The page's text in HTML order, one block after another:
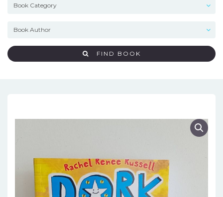
FIND BOOK